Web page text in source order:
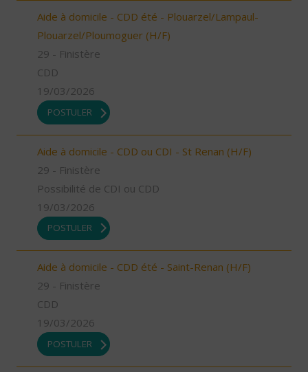
Aide à domicile - CDD été - Plouarzel/Lampaul-
Plouarzel/Ploumoguer (H/F)
29 - Finistère
CDD
19/03/2026
POSTULER
Aide à domicile - CDD ou CDI - St Renan (H/F)
29 - Finistère
Possibilité de CDI ou CDD
19/03/2026
POSTULER
Aide à domicile - CDD été - Saint-Renan (H/F)
29 - Finistère
CDD
19/03/2026
POSTULER